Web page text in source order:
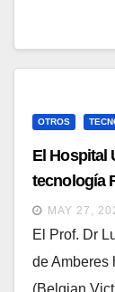
OTROS
El Hospital
tecnología
identificar
MAY 27,
El Prof. Dr
de Amberes
(Belgian